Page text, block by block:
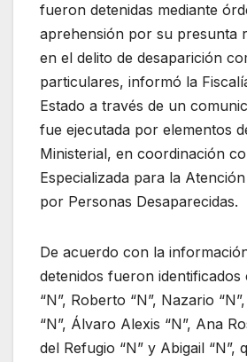
fueron detenidas mediante
aprehensión por su presunta
en el delito de desaparición
particulares, informó la
Estado a través de un
fue ejecutada por elementos
Ministerial, en coordinación
Especializada para la
por Personas Desaparecidas.
De acuerdo con la
detenidos fueron identificados
“N”, Roberto “N”, Nazario
“N”, Álvaro Alexis “N”, Ana
del Refugio “N” y Abigail “N”,